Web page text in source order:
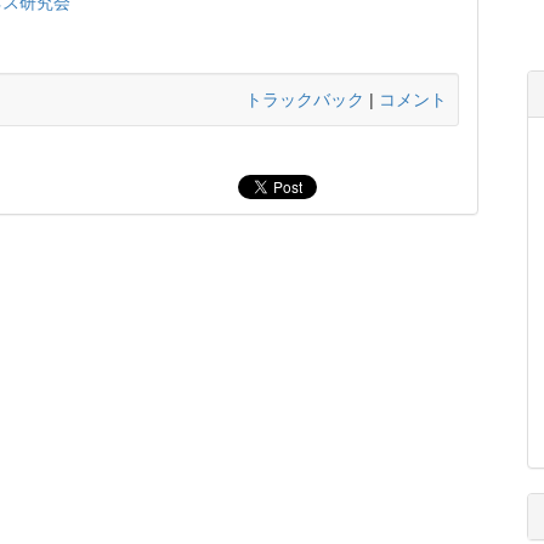
トラックバック | コメント